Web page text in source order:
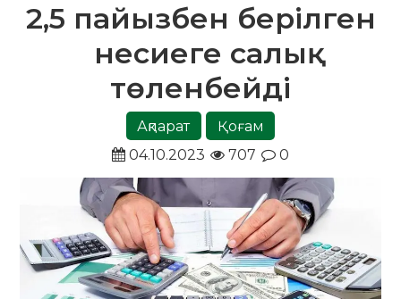
2,5 пайызбен берілген
несиеге салық
төленбейді
Ақпарат
Қоғам
04.10.2023
707 0